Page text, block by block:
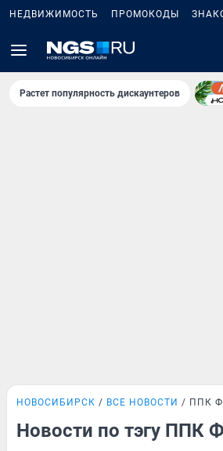
НЕДВИЖИМОСТЬ ПРОМОКОДЫ
Растет популярность дискаунтеров
НОВОСИБИРСК ВСЕ НОВОСТИ ППК
Новости по тэгу ППК